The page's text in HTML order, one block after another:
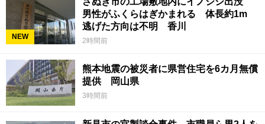
NEW
男性がふくらはぎかまれる 体長約1m
逃げた方向は不明 香川
2時間前
熊本地震の被災者に県営住宅を6カ月無償
提供 岡山県
3時間前